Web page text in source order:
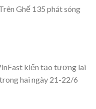
Ghế 135 phát sóng
kiến tạo tương lai
hai ngày 21-22/6